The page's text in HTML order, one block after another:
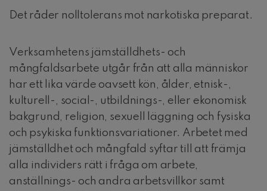
Det råder nolltolerans mot narkotiska preparat.
Verksamhetens jämställdhets- och
mångfaldsarbete utgår från att alla människor
har ett lika värde oavsett kön, ålder, etnisk-,
kulturell-, social-, utbildnings-, eller ekonomisk
bakgrund, religion, sexuell läggning och fysiska
och psykiska funktionsvariationer. Arbetet med
jämställdhet och mångfald syftar till att främja
alla individers rätt i fråga om arbete,
anställnings- och andra arbetsvillkor samt